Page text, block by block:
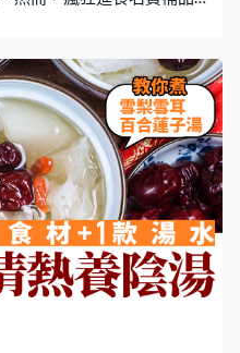
傷氣血的過程，雖然近代
是從中醫角度看，肚腹被
氣血。因此中醫很注重
餵人奶變得輕鬆，身體及
至生育之後身體比以前更
，進補不是把名貴補品都
的太太，原本「惡露」
殘餘組織、黏膜和血液等
八，可是這幾天卻突然渾
，原來是聽同事說月子期